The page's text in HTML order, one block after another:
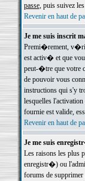
passe, puis suivez
Revenir en haut de
Je me suis inscrit
Premi�rement,
est activ� et que
peut-�tre que votre
de pouvoir vous
instructions qui s'y
lesquelles
fournie est valide,
Revenir en haut de
Je me suis
Les raisons les
enregistr�) ou
forums de